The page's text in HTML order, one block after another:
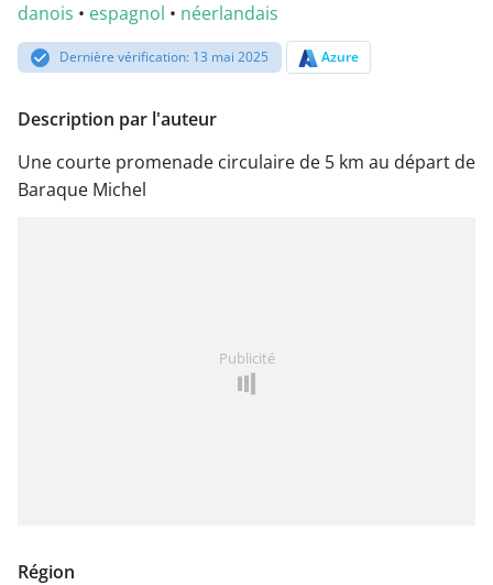
danois • espagnol • néerlandais
Dernière vérification: 13 mai 2025 Azure
Description par l'auteur
Une courte promenade circulaire de 5 km au départ de
Baraque Michel
Publicité
Région